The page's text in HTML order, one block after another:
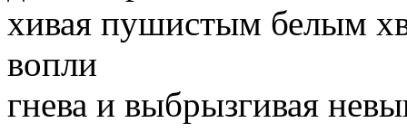
хивая пушистым белым
вопли
гнева и выбрызгивая